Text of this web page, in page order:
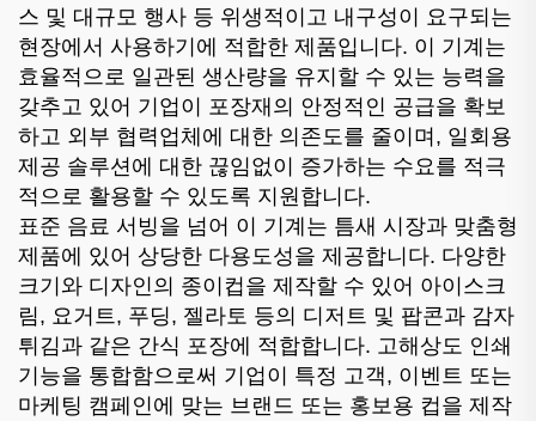
스 및 대규모 행사 등 위생적이고 내구성이 요구되는
현장에서 사용하기에 적합한 제품입니다. 이 기계는
효율적으로 일관된 생산량을 유지할 수 있는 능력을
갖추고 있어 기업이 포장재의 안정적인 공급을 확보
하고 외부 협력업체에 대한 의존도를 줄이며, 일회용
제공 솔루션에 대한 끊임없이 증가하는 수요를 적극
적으로 활용할 수 있도록 지원합니다.
표준 음료 서빙을 넘어 이 기계는 틈새 시장과 맞춤형
제품에 있어 상당한 다용도성을 제공합니다. 다양한
크기와 디자인의 종이컵을 제작할 수 있어 아이스크
림, 요거트, 푸딩, 젤라토 등의 디저트 및 팝콘과 감자
튀김과 같은 간식 포장에 적합합니다. 고해상도 인쇄
기능을 통합함으로써 기업이 특정 고객, 이벤트 또는
마케팅 캠페인에 맞는 브랜드 또는 홍보용 컵을 제작